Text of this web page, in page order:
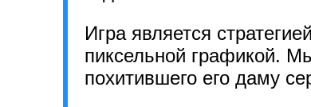
Игра является
пиксельной графикой.
похитившего его даму